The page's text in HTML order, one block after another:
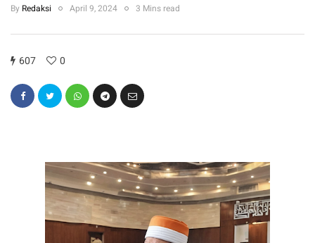
By Redaksi April 9, 2024 3 Mins read
607 0